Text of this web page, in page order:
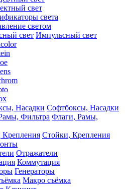
свет
света
светом
Импульсный свет
Софтбоксы, Насадки
Флаги, Рамы,
Стойки, Крепления
Отражатели
Коммутация
Генераторы
Макро съёмка